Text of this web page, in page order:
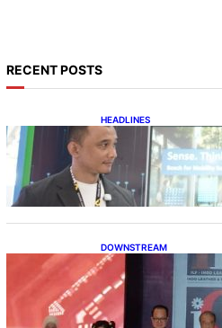
RECENT POSTS
HEADLINES
Teknologi
Persaingan
DOWNSTREAM
Terbuka, Peluang
Lokal